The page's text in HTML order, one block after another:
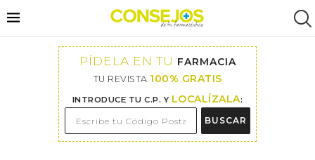
PÍDELA EN TU FARMACIA
TU REVISTA 100% GRATIS
INTRODUCE TU C.P. Y LOCALÍZALA:
BUSCAR